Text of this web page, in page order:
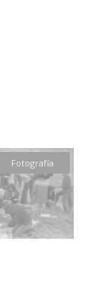
Fotografía